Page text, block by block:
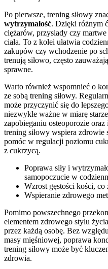
Po pierwsze, trening siłowy
wytrzymałość. Dzięki różnym
ciężarów, przysiady czy
ciała. To z kolei ułatwia
zakupów czy wchodzenie po
trenują siłowo, często
sprawne.
Warto również wspomnieć o
ze sobą trening siłowy.
może przyczynić się do
niezwykle ważne w miarę
zapobieganiu osteoporozie
trening siłowy wspiera
pomóc w regulacji poziomu
z cukrzycą.
Poprawa siły i
samopoczucie w
Wzrost gęstości kości,
Wspieranie zdrowego
Pomimo powszechnego
elementem zdrowego stylu
przez każdą osobę. Bez
masy mięśniowej, poprawa
trening siłowy może być
zdrowia.